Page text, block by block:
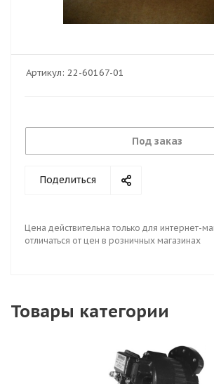
Артикул: 22-60167-01
Под заказ
Поделиться
Цена действительна только для интернет-
отличаться от цен в розничных магазинах
Товары категории